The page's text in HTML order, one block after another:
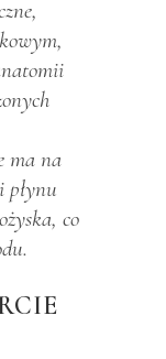
ma na
płynu
co